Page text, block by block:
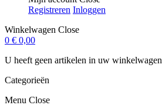
Registreren Inloggen
Winkelwagen Close
0 € 0,00
U heeft geen artikelen in uw winkelwagen
Categorieën
Menu Close